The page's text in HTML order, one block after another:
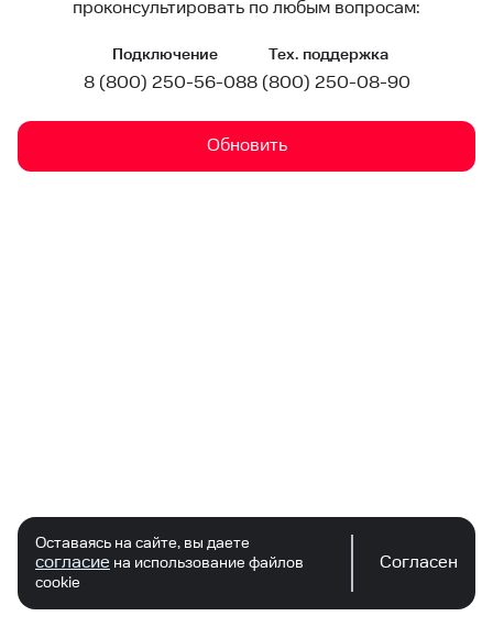
проконсультировать по любым вопросам:
Подключение
8 (800) 250-56-08
Тех. поддержка
8 (800) 250-08-90
Обновить
Оставаясь на сайте, вы даете
согласие на использование файлов
cookie
Согласен